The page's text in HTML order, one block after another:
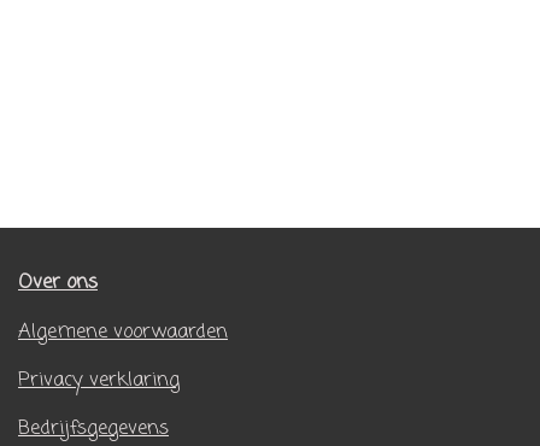
Over ons
Algemene voorwaarden
Privacy verklaring
Bedrijfsgegevens